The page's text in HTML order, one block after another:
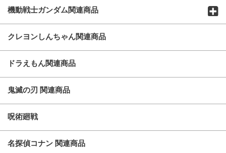
機動戦士ガンダム関連商品
クレヨンしんちゃん関連商品
ドラえもん関連商品
鬼滅の刃 関連商品
呪術廻戦
名探偵コナン 関連商品